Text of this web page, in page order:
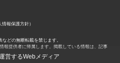
報保護方針）
どの無断転載を禁じます。
報提供者に帰属します。掲載している情報は、記事
営するWebメディア